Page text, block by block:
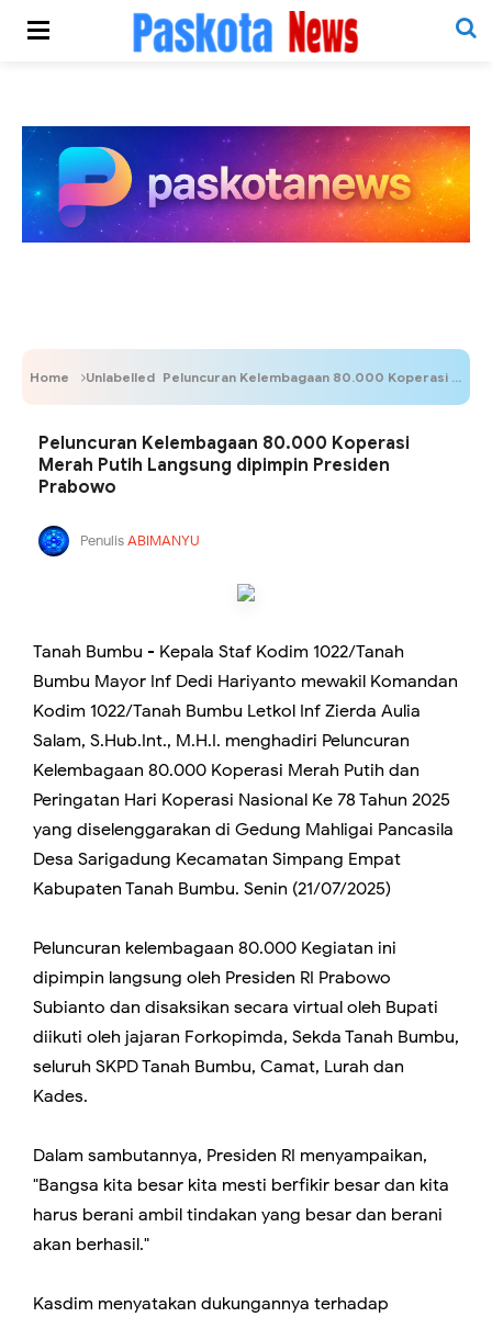
Home Unlabelled Peluncuran Kelembagaan 80.000 Koperasi Merah Putih Langsung dipimpin Presiden Prabowo
Peluncuran Kelembagaan 80.000 Koperasi
Merah Putih Langsung dipimpin Presiden
Prabowo
PenulisABIMANYU
Tanah Bumbu - Kepala Staf Kodim 1022/Tanah
Bumbu Mayor Inf Dedi Hariyanto mewakil Komandan
Kodim 1022/Tanah Bumbu Letkol Inf Zierda Aulia
Salam, S.Hub.Int., M.H.I. menghadiri Peluncuran
Kelembagaan 80.000 Koperasi Merah Putih dan
Peringatan Hari Koperasi Nasional Ke 78 Tahun 2025
yang diselenggarakan di Gedung Mahligai Pancasila
Desa Sarigadung Kecamatan Simpang Empat
Kabupaten Tanah Bumbu. Senin (21/07/2025)
Peluncuran kelembagaan 80.000 Kegiatan ini
dipimpin langsung oleh Presiden RI Prabowo
Subianto dan disaksikan secara virtual oleh Bupati
diikuti oleh jajaran Forkopimda, Sekda Tanah Bumbu,
seluruh SKPD Tanah Bumbu, Camat, Lurah dan
Kades.
Dalam sambutannya, Presiden RI menyampaikan,
"Bangsa kita besar kita mesti berfikir besar dan kita
harus berani ambil tindakan yang besar dan berani
akan berhasil."
Kasdim menyatakan dukungannya terhadap